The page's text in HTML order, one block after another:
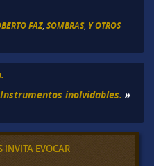
FAZ, SOMBRAS, Y OTROS
inolvidables. »
INVITA EVOCAR